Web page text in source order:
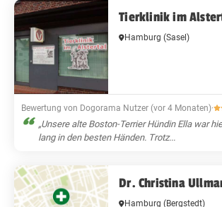
Tierklinik im
Hamburg(Sasel)
Bewertung von Dogorama Nutzer (vor 4 Monaten)·
„Unsere alte Boston-Terrier Hündin Ella war
lang in den besten Händen. Trotz...
Dr. Christina
Hamburg(Bergstedt)